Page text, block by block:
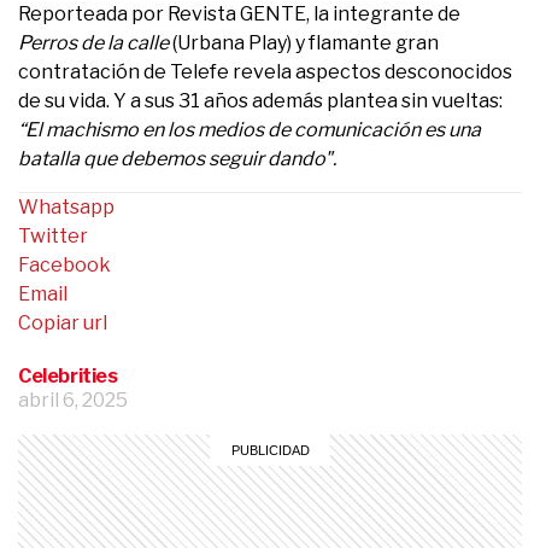
Reporteada por Revista GENTE, la integrante de
Perros de la calle(Urbana Play) y flamante gran
contratación de Telefe revela aspectos desconocidos
de su vida. Y a sus 31 años además plantea sin vueltas:
“El machismo en los medios de comunicación es una
batalla que debemos seguir dando".
Celebrities
abril 6, 2025
Whatsapp
Twitter
Facebook
Email
Copiar url